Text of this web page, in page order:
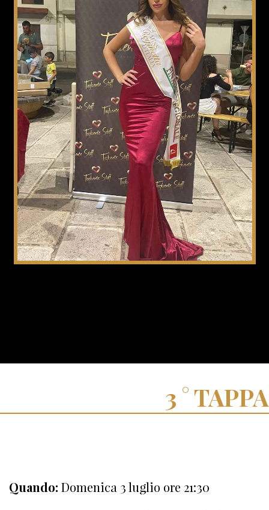
TAPPA
Quando: Domenica 3 luglio ore 21:30